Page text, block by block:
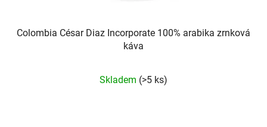
Colombia César Diaz Incorporate 100% arabika zrnková
káva
hodnocení
Skladem (>5 ks)